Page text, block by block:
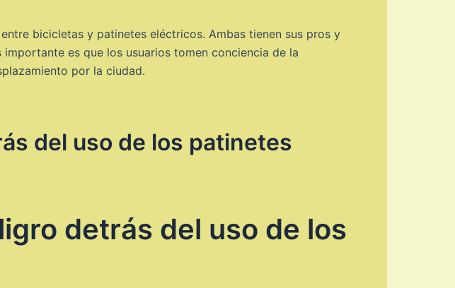
bicicletas y patinetes eléctricos. Ambas tienen sus pros y
es que los usuarios tomen conciencia de la
por la ciudad.
del uso de los patinetes
detrás del uso de los